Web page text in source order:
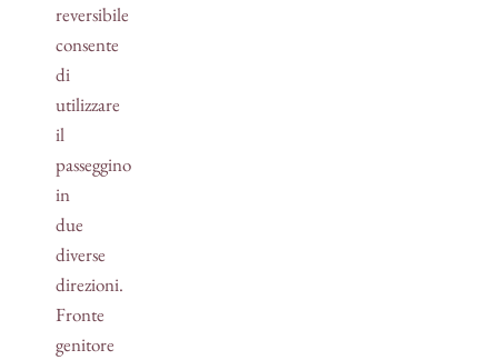
reversibile
consente
di
utilizzare
il
passeggino
in
due
diverse
direzioni.
Fronte
genitore